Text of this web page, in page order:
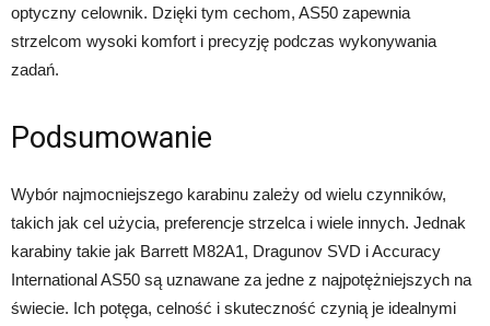
optyczny celownik. Dzięki tym cechom, AS50 zapewnia
strzelcom wysoki komfort i precyzję podczas wykonywania
zadań.
Podsumowanie
Wybór najmocniejszego karabinu zależy od wielu czynników,
takich jak cel użycia, preferencje strzelca i wiele innych. Jednak
karabiny takie jak Barrett M82A1, Dragunov SVD i Accuracy
International AS50 są uznawane za jedne z najpotężniejszych na
świecie. Ich potęga, celność i skuteczność czynią je idealnymi